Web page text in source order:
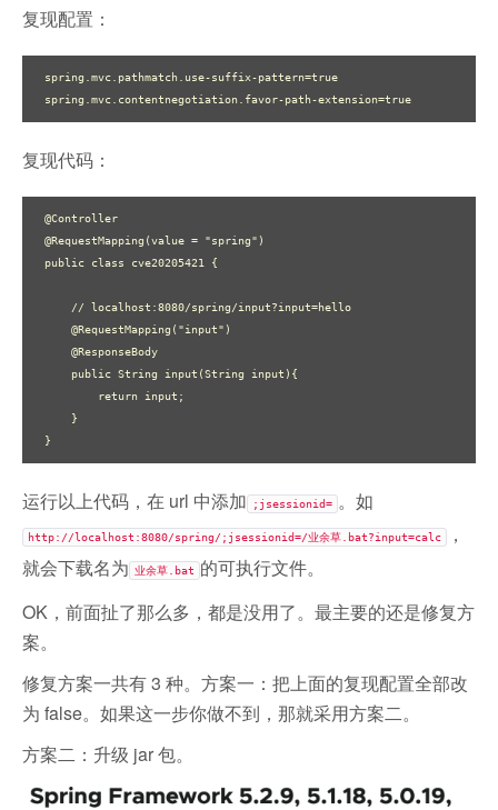
复现配置：
spring.mvc.pathmatch.use-suffix-pattern=true
spring.mvc.contentnegotiation.favor-path-extension=true
复现代码：
@Controller
@RequestMapping(value = "spring")
public class cve20205421 {
}
运行以上代码，在 url 中添加 ;jsessionid= 。如
http://localhost:8080/spring/;jsessionid=/业余草.bat?input=calc
，
就会下载名为 业余草.bat
的可执行文件。
OK，前面扯了那么多，都是没用了。最主要的还是修复方
案。
修复方案一共有 3 种。方案一：把上面的复现配置全部改
为 false。如果这一步你做不到，那就采用方案二。
方案二：升级 jar 包。